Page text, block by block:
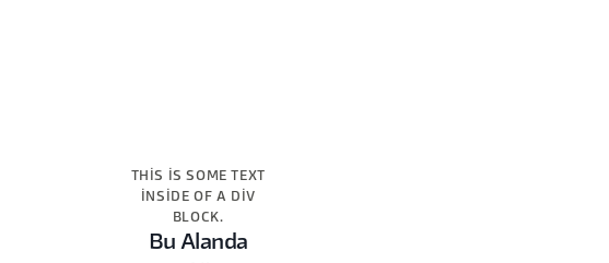
THIS IS SOME TEXT
INSIDE OF A DIV
BLOCK.
Bu Alanda